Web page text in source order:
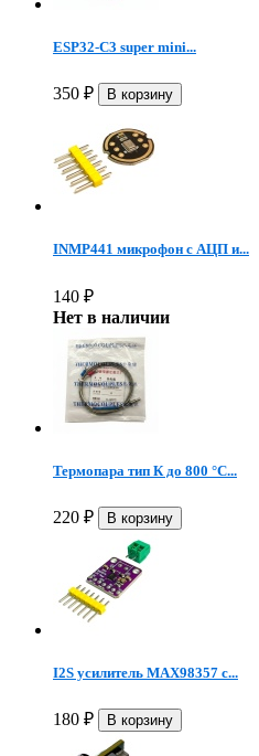
ESP32-C3 super mini...
350 ₽
INMP441 микрофон c АЦП и...
140 ₽
Нет в наличии
Термопара тип К до 800 °C...
220 ₽
I2S усилитель MAX98357 с...
180 ₽